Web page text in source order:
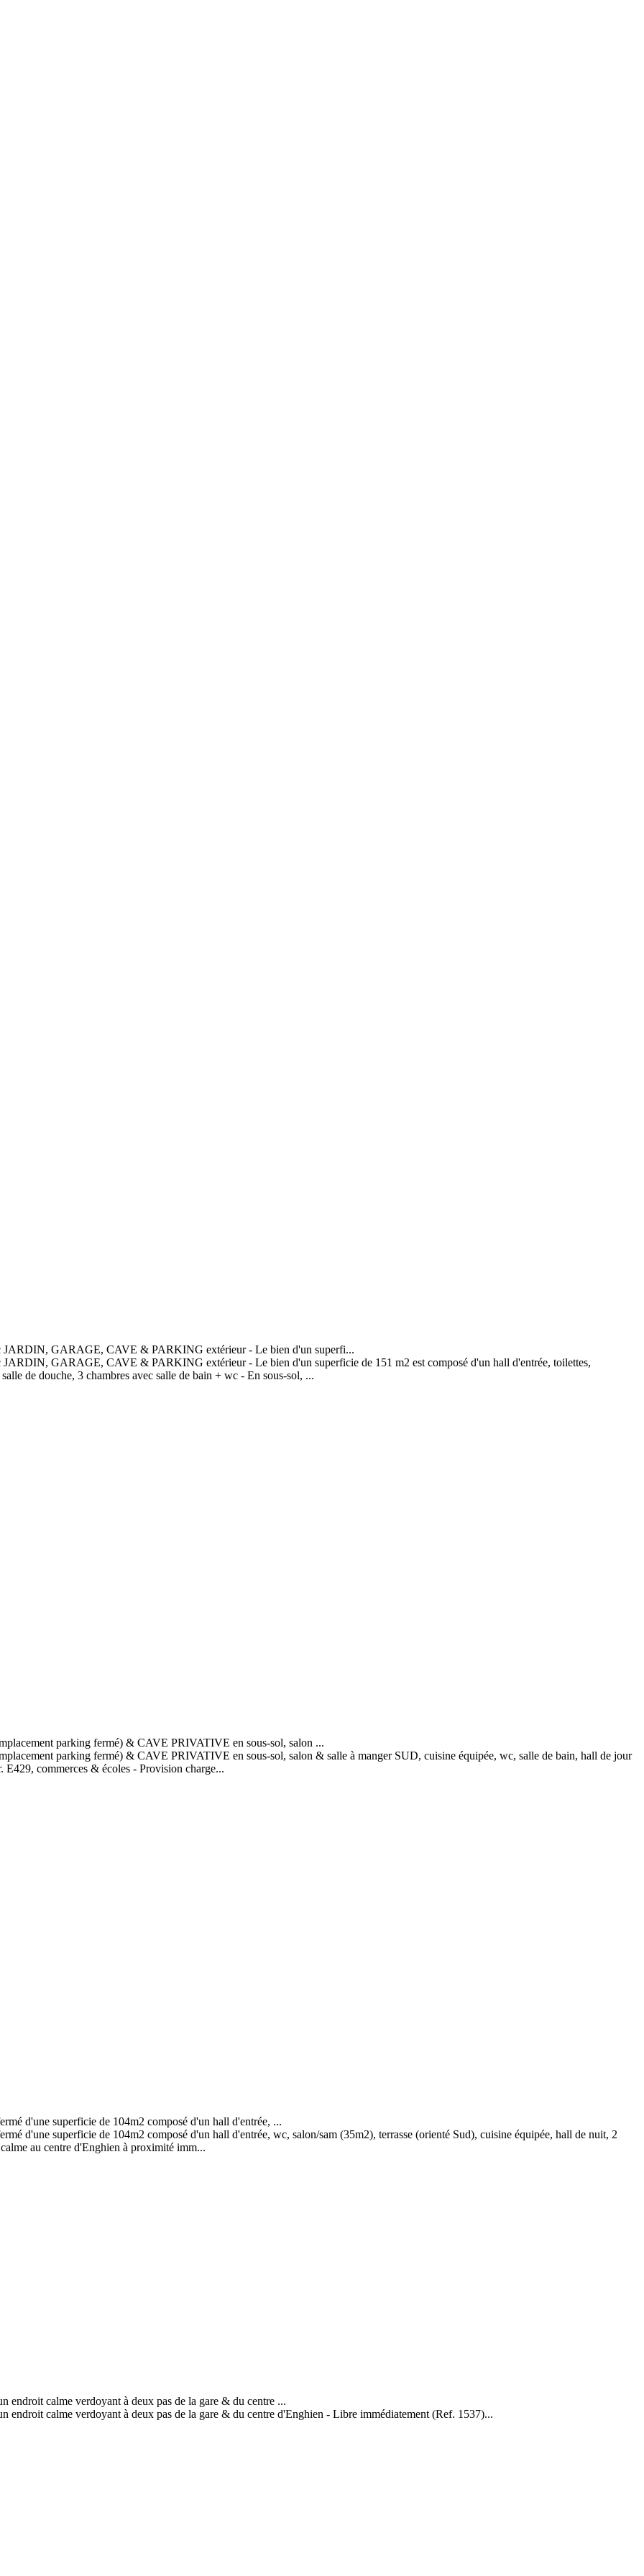
GARAGE, CAVE & PARKING extérieur - Le bien d'un superfi...
GARAGE, CAVE & PARKING extérieur - Le bien d'un superficie de 151 m2 est composé d'un hall d'entrée, toilettes,
de douche, 3 chambres avec salle de bain + wc - En sous-sol, ...
parking fermé) & CAVE PRIVATIVE en sous-sol, salon ...
parking fermé) & CAVE PRIVATIVE en sous-sol, salon & salle à manger SUD, cuisine équipée, wc, salle de bain, hall de jour
commerces & écoles - Provision charge...
d'une superficie de 104m2 composé d'un hall d'entrée, ...
d'une superficie de 104m2 composé d'un hall d'entrée, wc, salon/sam (35m2), terrasse (orienté Sud), cuisine équipée, hall de nuit, 2
au centre d'Enghien à proximité imm...
calme verdoyant à deux pas de la gare & du centre ...
calme verdoyant à deux pas de la gare & du centre d'Enghien - Libre immédiatement (Ref. 1537)...